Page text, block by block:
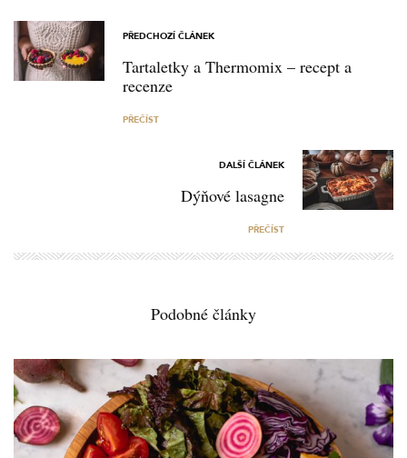
PŘEDCHOZÍ ČLÁNEK
Tartaletky a Thermomix – recept a
recenze
PŘEČÍST
DALŠÍ ČLÁNEK
Dýňové lasagne
PŘEČÍST
Podobné články